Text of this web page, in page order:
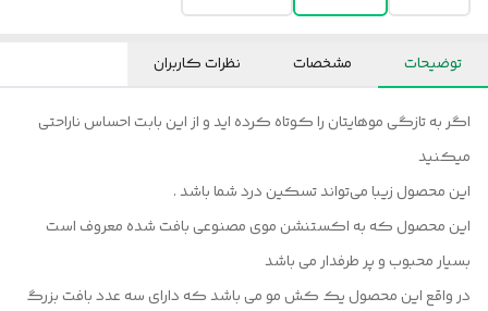
توضیحات مشخصات نظرات کاربران
اگر به تازگی موهایتان را کوتاه کرده اید و از این بابت احساس ناراحتی
میکنید
این محصول زیبا می‌تواند تسکین درد شما باشد .
این محصول که به اکستنشن موی مصنوعی بافت شده معروف است
بسیار محبوب و پر طرفدار می باشد
در واقع این محصول یک کش مو می باشد که دارای سه عدد بافت بزرگ